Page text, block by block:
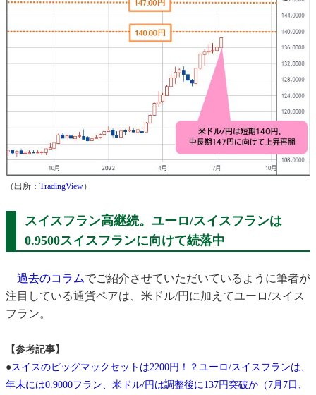
（出所： TradingView）
スイスフラン高継続。ユーロ/スイスフランは
0.9500スイスフランに向けて続落中
過去のコラムでご紹介させていただいているように筆者が
注目している通貨ペアは、米ドル/円に加えてユーロ/スイス
フラン。
【参考記事】
●スイスのビッグマックセットは2200円！？ユーロ/スイスフランは、
年末には0.9000フラン、米ドル/円は調整後に137円突破か（7月7日、